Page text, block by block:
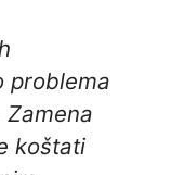
problema
koštati